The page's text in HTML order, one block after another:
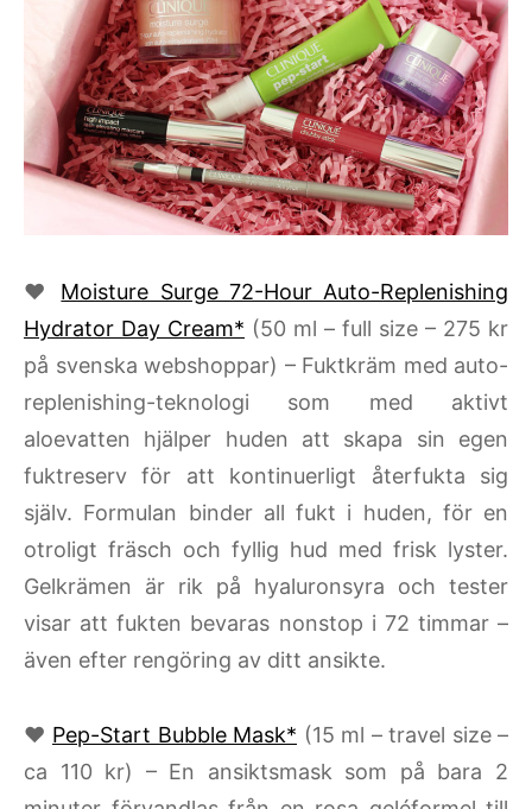
♥ Moisture Surge 72-Hour Auto-Replenishing
Hydrator Day Cream* (50 ml – full size – 275 kr
på svenska webshoppar) – Fuktkräm med auto-
replenishing-teknologi som med aktivt
aloevatten hjälper huden att skapa sin egen
fuktreserv för att kontinuerligt återfukta sig
själv. Formulan binder all fukt i huden, för en
otroligt fräsch och fyllig hud med frisk lyster.
Gelkrämen är rik på hyaluronsyra och tester
visar att fukten bevaras nonstop i 72 timmar –
även efter rengöring av ditt ansikte.
♥ Pep-Start Bubble Mask* (15 ml – travel size –
ca 110 kr) – En ansiktsmask som på bara 2